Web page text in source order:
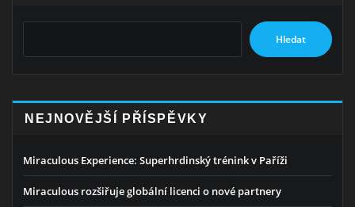
Hledat
NEJNOVĚJŠÍ PŘÍSPĚVKY
Miraculous Experience: Superhrdinský trénink v Paříži
Miraculous rozšiřuje globální licenci o nové partnery